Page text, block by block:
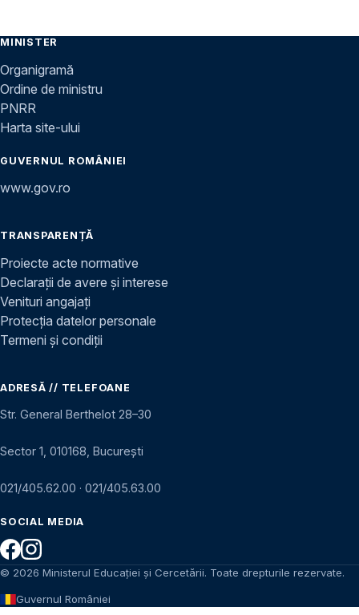
MINISTER
Organigramă
Ordine de ministru
PNRR
Harta site-ului
GUVERNUL ROMÂNIEI
www.gov.ro
TRANSPARENȚĂ
Proiecte acte normative
Declarații de avere și interese
Venituri angajați
Protecția datelor personale
Termeni și condiții
ADRESĂ // TELEFOANE
Str. General Berthelot 28–30
Sector 1, 010168, București
021/405.62.00 · 021/405.63.00
SOCIAL MEDIA
© 2026 Ministerul Educației și Cercetării. Toate drepturile rezervate.
Guvernul României